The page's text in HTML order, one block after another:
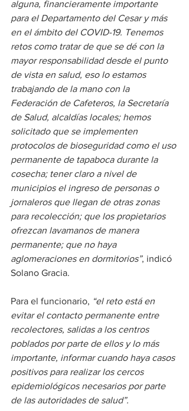
alguna, financieramente importante
para el Departamento del Cesar y más
en el ámbito del COVID-19. Tenemos
retos como tratar de que se dé con la
mayor responsabilidad desde el punto
de vista en salud, eso lo estamos
trabajando de la mano con la
Federación de Cafeteros, la Secretaría
de Salud, alcaldías locales; hemos
solicitado que se implementen
protocolos de bioseguridad como el uso
permanente de tapaboca durante la
cosecha; tener claro a nivel de
municipios el ingreso de personas o
jornaleros que llegan de otras zonas
para recolección; que los propietarios
ofrezcan lavamanos de manera
permanente; que no haya
aglomeraciones en dormitorios”, indicó
Solano Gracia.
Para el funcionario, “el reto está en
evitar el contacto permanente entre
recolectores, salidas a los centros
poblados por parte de ellos y lo más
importante, informar cuando haya casos
positivos para realizar los cercos
epidemiológicos necesarios por parte
de las autoridades de salud”.